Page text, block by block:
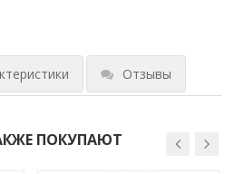
Отзывы
ПОКУПАЮТ